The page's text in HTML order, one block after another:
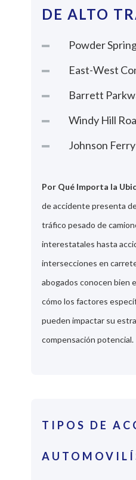
DE ALTO
Powder
East-West
Barrett
Windy Hill
Johnson
Por Qué Importa la
de accidente presenta
tráfico pesado de
interestatales hasta
intersecciones en
abogados conocen bien
cómo los factores
pueden impactar su
compensación potencial.
TIPOS DE